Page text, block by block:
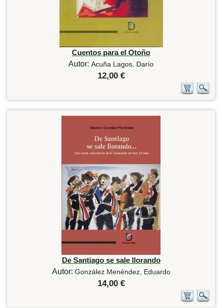
Cuentos para el Otoño
Autor: Acuña Lagos, Darío
12,00 €
De Santiago se sale llorando
Autor: González Menéndez, Eduardo
14,00 €